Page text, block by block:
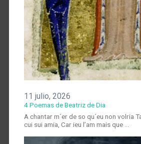
11 julio, 2026
4 Poemas de Beatriz de Dia
A chantar m´er de so qu´eu non volria
cui sui amia, Car ieu l’am mais que …